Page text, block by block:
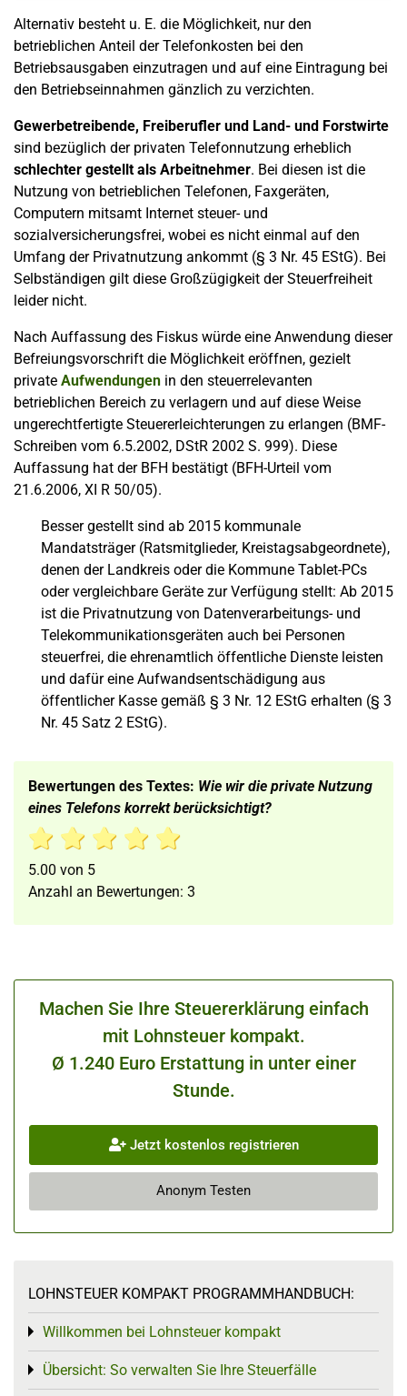
Alternativ besteht u. E. die Möglichkeit, nur den
betrieblichen Anteil der Telefonkosten bei den
Betriebsausgaben einzutragen und auf eine Eintragung bei
den Betriebseinnahmen gänzlich zu verzichten.
Gewerbetreibende, Freiberufler und Land- und Forstwirte
sind bezüglich der privaten Telefonnutzung erheblich
schlechter gestellt als Arbeitnehmer. Bei diesen ist die
Nutzung von betrieblichen Telefonen, Faxgeräten,
Computern mitsamt Internet steuer- und
sozialversicherungsfrei, wobei es nicht einmal auf den
Umfang der Privatnutzung ankommt (§ 3 Nr. 45 EStG). Bei
Selbständigen gilt diese Großzügigkeit der Steuerfreiheit
leider nicht.
Nach Auffassung des Fiskus würde eine Anwendung dieser
Befreiungsvorschrift die Möglichkeit eröffnen, gezielt
private Aufwendungen in den steuerrelevanten
betrieblichen Bereich zu verlagern und auf diese Weise
ungerechtfertigte Steuererleichterungen zu erlangen (BMF-
Schreiben vom 6.5.2002, DStR 2002 S. 999). Diese
Auffassung hat der BFH bestätigt (BFH-Urteil vom
21.6.2006, XI R 50/05).
Besser gestellt sind ab 2015 kommunale
Mandatsträger (Ratsmitglieder, Kreistagsabgeordnete),
denen der Landkreis oder die Kommune Tablet-PCs
oder vergleichbare Geräte zur Verfügung stellt: Ab 2015
ist die Privatnutzung von Datenverarbeitungs- und
Telekommunikationsgeräten auch bei Personen
steuerfrei, die ehrenamtlich öffentliche Dienste leisten
und dafür eine Aufwandsentschädigung aus
öffentlicher Kasse gemäß § 3 Nr. 12 EStG erhalten (§ 3
Nr. 45 Satz 2 EStG).
Bewertungen des Textes: Wie wir die private Nutzung
eines Telefons korrekt berücksichtigt?
5.00 von 5
Anzahl an Bewertungen: 3
Machen Sie Ihre Steuererklärung einfach
mit Lohnsteuer kompakt.
Ø 1.240 Euro Erstattung in unter einer
Stunde.
Jetzt kostenlos registrieren
Anonym Testen
LOHNSTEUER KOMPAKT PROGRAMMHANDBUCH:
Willkommen bei Lohnsteuer kompakt
Toggle menu
Übersicht: So verwalten Sie Ihre Steuerfälle
Toggle menu